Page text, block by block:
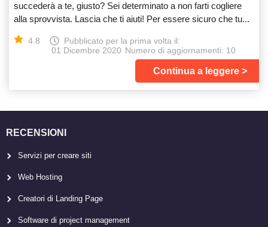
succederà a te, giusto? Sei determinato a non farti cogliere
alla sprovvista. Lascia che ti aiuti! Per essere sicuro che tu...
4.8
Pubblicato per la prima volta il:
01 Dicembre 2020 Numero di aggiornamenti: 10
Continua a leggere
RECENSIONI
Servizi per creare siti
Web Hosting
Creatori di Landing Page
Software di project management